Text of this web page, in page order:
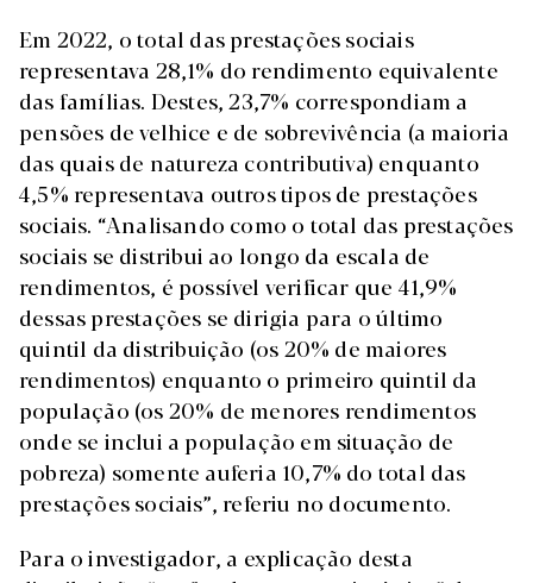
Em 2022, o total das prestações sociais
representava 28,1% do rendimento equivalente
das famílias. Destes, 23,7% correspondiam a
pensões de velhice e de sobrevivência (a maioria
das quais de natureza contributiva) enquanto
4,5% representava outros tipos de prestações
sociais. “Analisando como o total das prestações
sociais se distribui ao longo da escala de
rendimentos, é possível verificar que 41,9%
dessas prestações se dirigia para o último
quintil da distribuição (os 20% de maiores
rendimentos) enquanto o primeiro quintil da
população (os 20% de menores rendimentos
onde se inclui a população em situação de
pobreza) somente auferia 10,7% do total das
prestações sociais”, referiu no documento.
Para o investigador, a explicação desta